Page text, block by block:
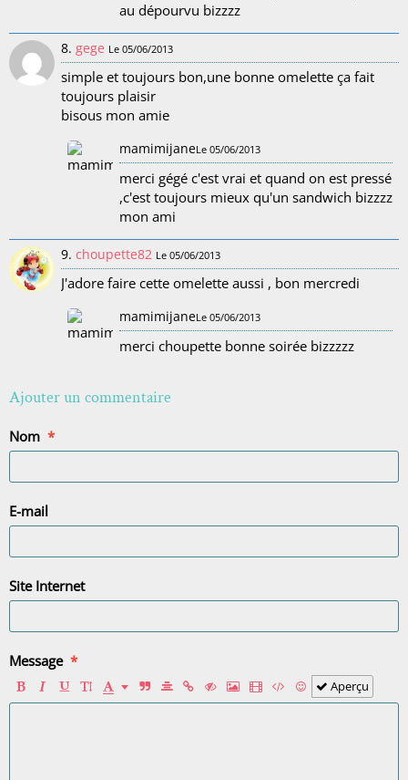
au dépourvu bizzzz
8. gege Le 05/06/2013
simple et toujours bon,une bonne omelette ça fait
toujours plaisir
bisous mon amie
mamimijaneLe 05/06/2013
merci gégé c'est vrai et quand on est pressé
,c'est toujours mieux qu'un sandwich bizzzz
mon ami
9. choupette82 Le 05/06/2013
J'adore faire cette omelette aussi , bon mercredi
mamimijaneLe 05/06/2013
merci choupette bonne soirée bizzzzz
Ajouter un commentaire
Nom
E-mail
Site Internet
Message
Aperçu